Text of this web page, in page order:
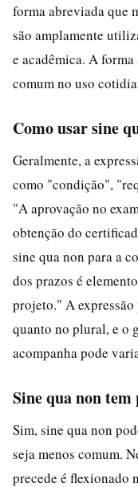
forma abreviada que
são amplamente
e acadêmica. A
comum no uso
Como usar sine
Geralmente, a
como "condição",
"A aprovação no
obtenção do
sine qua non para a
dos prazos é
projeto." A
quanto no plural, e o
acompanha pode
Sine qua non
Sim, sine qua non
seja menos comum.
precede é flexionado